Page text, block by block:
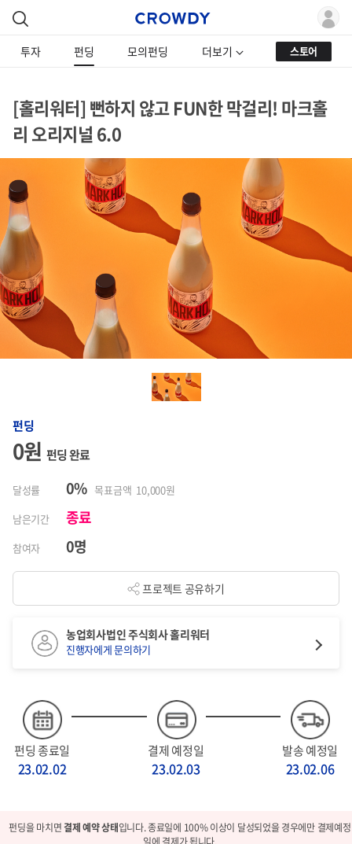
투자 펀딩 모의펀딩 더보기 스토어
[홀리워터] 뻔하지 않고 FUN한 막걸리! 마크홀
리 오리지널 6.0
펀딩
0원 펀딩 완료
달성률 0% 목표금액 10,000원
남은기간
종료
참여자 0명
프로젝트 공유하기
펀딩 종료일
23.02.02
결제 예정일
23.02.03
발송 예정일
23.02.06
농업회사법인 주식회사 홀리워터
진행자에게 문의하기
펀딩을 마치면결제 예약 상태입니다. 종료일에 100% 이상이 달성되었을 경우에만 결제예정